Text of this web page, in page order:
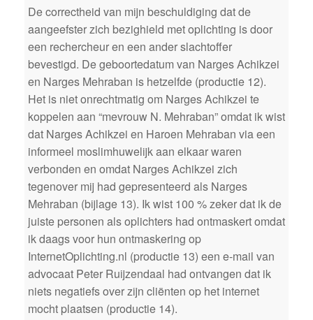
De correctheid van mijn beschuldiging dat de
aangeefster zich bezighield met oplichting is door
een rechercheur en een ander slachtoffer
bevestigd. De geboortedatum van Narges Achikzei
en Narges Mehraban is hetzelfde (productie 12).
Het is niet onrechtmatig om Narges Achikzei te
koppelen aan “mevrouw N. Mehraban” omdat ik wist
dat Narges Achikzei en Haroen Mehraban via een
informeel moslimhuwelijk aan elkaar waren
verbonden en omdat Narges Achikzei zich
tegenover mij had gepresenteerd als Narges
Mehraban (bijlage 13). Ik wist 100 % zeker dat ik de
juiste personen als oplichters had ontmaskert omdat
ik daags voor hun ontmaskering op
InternetOplichting.nl (productie 13) een e-mail van
advocaat Peter Ruijzendaal had ontvangen dat ik
niets negatiefs over zijn cliënten op het internet
mocht plaatsen (productie 14).